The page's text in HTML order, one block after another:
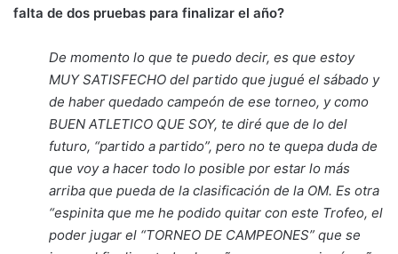
falta de dos pruebas para finalizar el año?
De momento lo que te puedo decir, es que estoy
MUY SATISFECHO del partido que jugué el sábado y
de haber quedado campeón de ese torneo, y como
BUEN ATLETICO QUE SOY, te diré que de lo del
futuro, “partido a partido”, pero no te quepa duda de
que voy a hacer todo lo posible por estar lo más
arriba que pueda de la clasificación de la OM. Es otra
“espinita que me he podido quitar con este Trofeo, el
poder jugar el “TORNEO DE CAMPEONES” que se